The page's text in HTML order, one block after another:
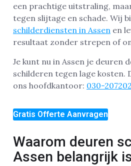
een prachtige uitstraling,
tegen slijtage en schade. Wij
schilderdiensten in Assen en
resultaat zonder strepen of
Je kunt nu in Assen je deuren
schilderen tegen lage kosten.
ons hoofdkantoor: 030-
Gratis Offerte Aanvragen
Waarom deuren
Assen belangrijk